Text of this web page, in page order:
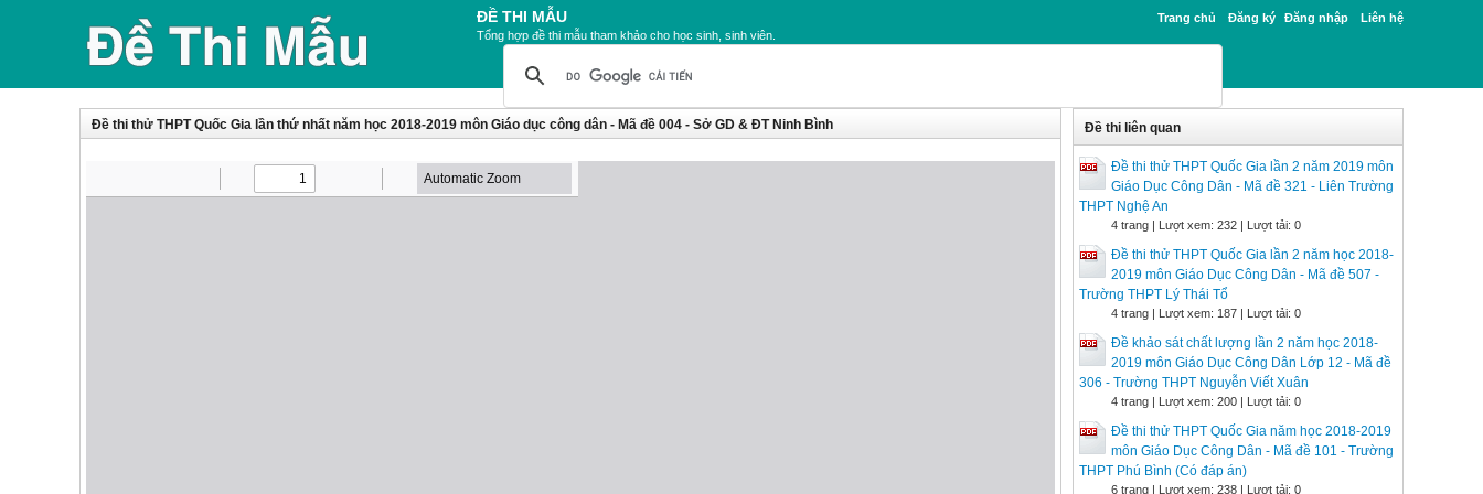
Trang chủ Đăng ký Đăng nhập Liên hệ
ĐỀ THI MẪU
Tổng hợp đề thi mẫu tham khảo cho học sinh, sinh viên.
Đề thi thử THPT Quốc Gia lần thứ nhất năm học 2018-2019 môn Giáo dục công dân - Mã đề 004 - Sở GD & ĐT Ninh Bình Đề thi liên quan
Đề thi thử THPT Quốc Gia lần 2 năm 2019 môn
Giáo Dục Công Dân - Mã đề 321 - Liên Trường
THPT Nghệ An
4 trang | Lượt xem: 232 | Lượt tải: 0
Đề thi thử THPT Quốc Gia lần 2 năm học 2018-
2019 môn Giáo Dục Công Dân - Mã đề 507 -
Trường THPT Lý Thái Tổ
4 trang | Lượt xem: 187 | Lượt tải: 0
Đề khảo sát chất lượng lần 2 năm học 2018-
2019 môn Giáo Dục Công Dân Lớp 12 - Mã đề
306 - Trường THPT Nguyễn Viết Xuân
4 trang | Lượt xem: 200 | Lượt tải: 0
Đề thi thử THPT Quốc Gia năm học 2018-2019
môn Giáo Dục Công Dân - Mã đề 101 - Trường
THPT Phú Bình (Có đáp án)
6 trang | Lượt xem: 238 | Lượt tải: 0